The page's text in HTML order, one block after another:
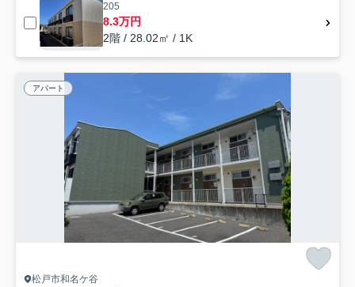
205
8.3万円
2階 / 28.02㎡ / 1K
アパート
松戸市和名ケ谷